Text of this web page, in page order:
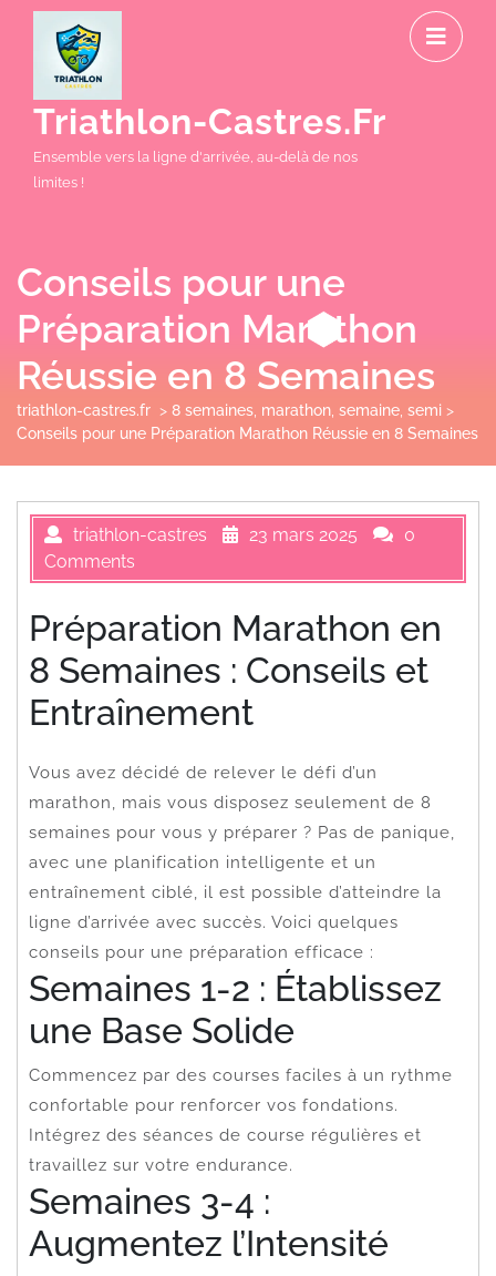
Triathlon-Castres.fr
Ensemble vers la ligne d'arrivée, au-delà de nos
limites !
Conseils pour une
Préparation Marathon
Réussie en 8 Semaines
triathlon-castres.fr > 8 semaines marathon semaine semi >
Conseils pour une Préparation Marathon Réussie en 8 Semaines
triathlon-castres 23 mars 2025
0
Comments
Préparation Marathon en
8 Semaines : Conseils et
Entraînement
Vous avez décidé de relever le défi d’un
marathon, mais vous disposez seulement de 8
semaines pour vous y préparer ? Pas de panique,
avec une planification intelligente et un
entraînement ciblé, il est possible d’atteindre la
ligne d’arrivée avec succès. Voici quelques
conseils pour une préparation efficace :
Semaines 1-2 : Établissez
une Base Solide
Commencez par des courses faciles à un rythme
confortable pour renforcer vos fondations.
Intégrez des séances de course régulières et
travaillez sur votre endurance.
Semaines 3-4 :
Augmentez l’Intensité